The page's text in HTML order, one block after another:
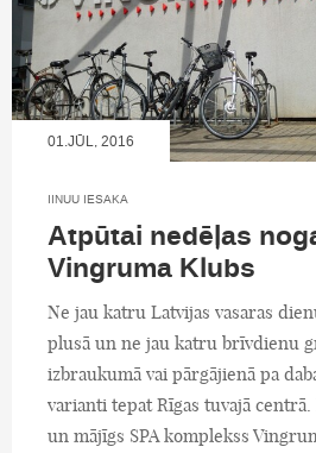
01.JŪL, 2016
IINUU IESAKA
Atpūtai nedēļas
Vingruma Klubs
Ne jau katru Latvijas vasaras
plusā un ne jau katru brīvdienu
izbraukumā vai pārgājienā pa
varianti tepat Rīgas tuvajā
un mājīgs SPA komplekss